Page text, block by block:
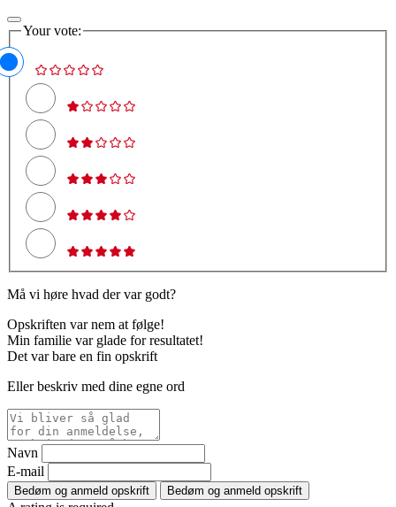
Your vote:
Må vi høre hvad der var godt?
Opskriften var nem at følge!
Min familie var glade for resultatet!
Det var bare en fin opskrift
Eller beskriv med dine egne ord
Navn
E-mail
Bedøm og anmeld opskrift Bedøm og anmeld opskrift